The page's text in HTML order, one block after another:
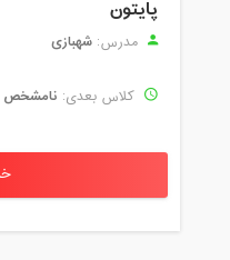
پایتون
مدرس: شهبازی
کلاس بعدی: نامشخص